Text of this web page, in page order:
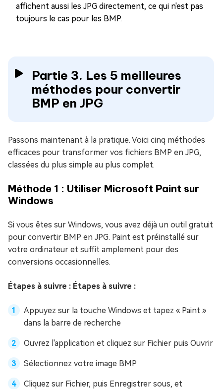
affichent aussi les JPG directement, ce qui n'est pas
toujours le cas pour les BMP.
Partie 3. Les 5 meilleures
méthodes pour convertir
BMP en JPG
Passons maintenant à la pratique. Voici cinq méthodes
efficaces pour transformer vos fichiers BMP en JPG,
classées du plus simple au plus complet.
Méthode 1 : Utiliser Microsoft Paint sur
Windows
Si vous êtes sur Windows, vous avez déjà un outil gratuit
pour convertir BMP en JPG. Paint est préinstallé sur
votre ordinateur et suffit amplement pour des
conversions occasionnelles.
Étapes à suivre : Étapes à suivre :
Appuyez sur la touche Windows et tapez « Paint »
dans la barre de recherche
Ouvrez l'application et cliquez sur Fichier puis Ouvrir
Sélectionnez votre image BMP
Cliquez sur Fichier, puis Enregistrer sous, et